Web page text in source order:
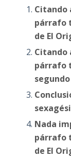
Citando
párrafo
de El
Citando
párrafo
Nada
párrafo
de El